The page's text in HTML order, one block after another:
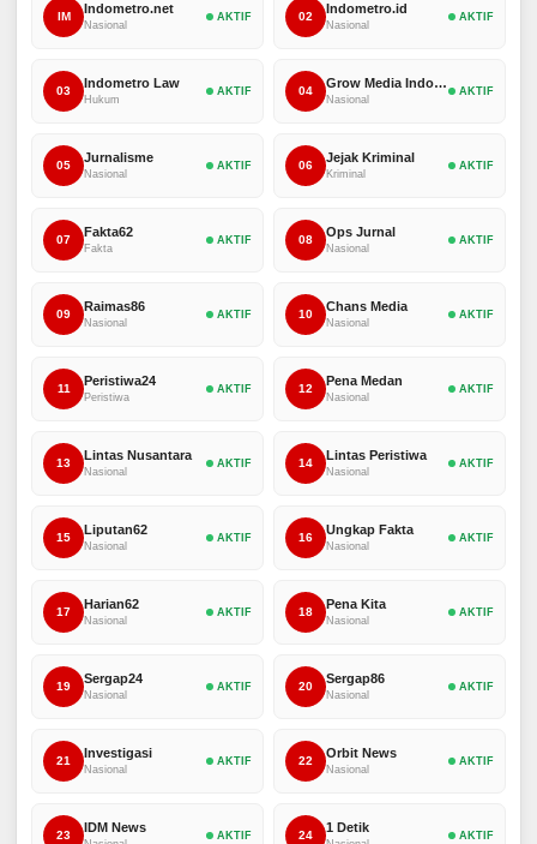
IM
Indometro.net
Nasional
AKTIF 02
Indometro.id
Nasional
AKTIF
03
Indometro Law
Hukum
AKTIF 04
Grow Media Indonesia
Nasional
AKTIF
05
Jurnalisme
Nasional
AKTIF 06
Jejak Kriminal
Kriminal
AKTIF
07
Fakta62
Fakta
AKTIF 08
Ops Jurnal
Nasional
AKTIF
09
Raimas86
Nasional
AKTIF 10
Chans Media
Nasional
AKTIF
11
Peristiwa24
Peristiwa
AKTIF 12
Pena Medan
Nasional
AKTIF
13
Lintas Nusantara
Nasional
AKTIF 14
Lintas Peristiwa
Nasional
AKTIF
15
Liputan62
Nasional
AKTIF 16
Ungkap Fakta
Nasional
AKTIF
17
Harian62
Nasional
AKTIF 18
Pena Kita
Nasional
AKTIF
19
Sergap24
Nasional
AKTIF 20
Sergap86
Nasional
AKTIF
21
Investigasi
Nasional
AKTIF 22
Orbit News
Nasional
AKTIF
23
IDM News
AKTIF 24
1 Detik
AKTIF